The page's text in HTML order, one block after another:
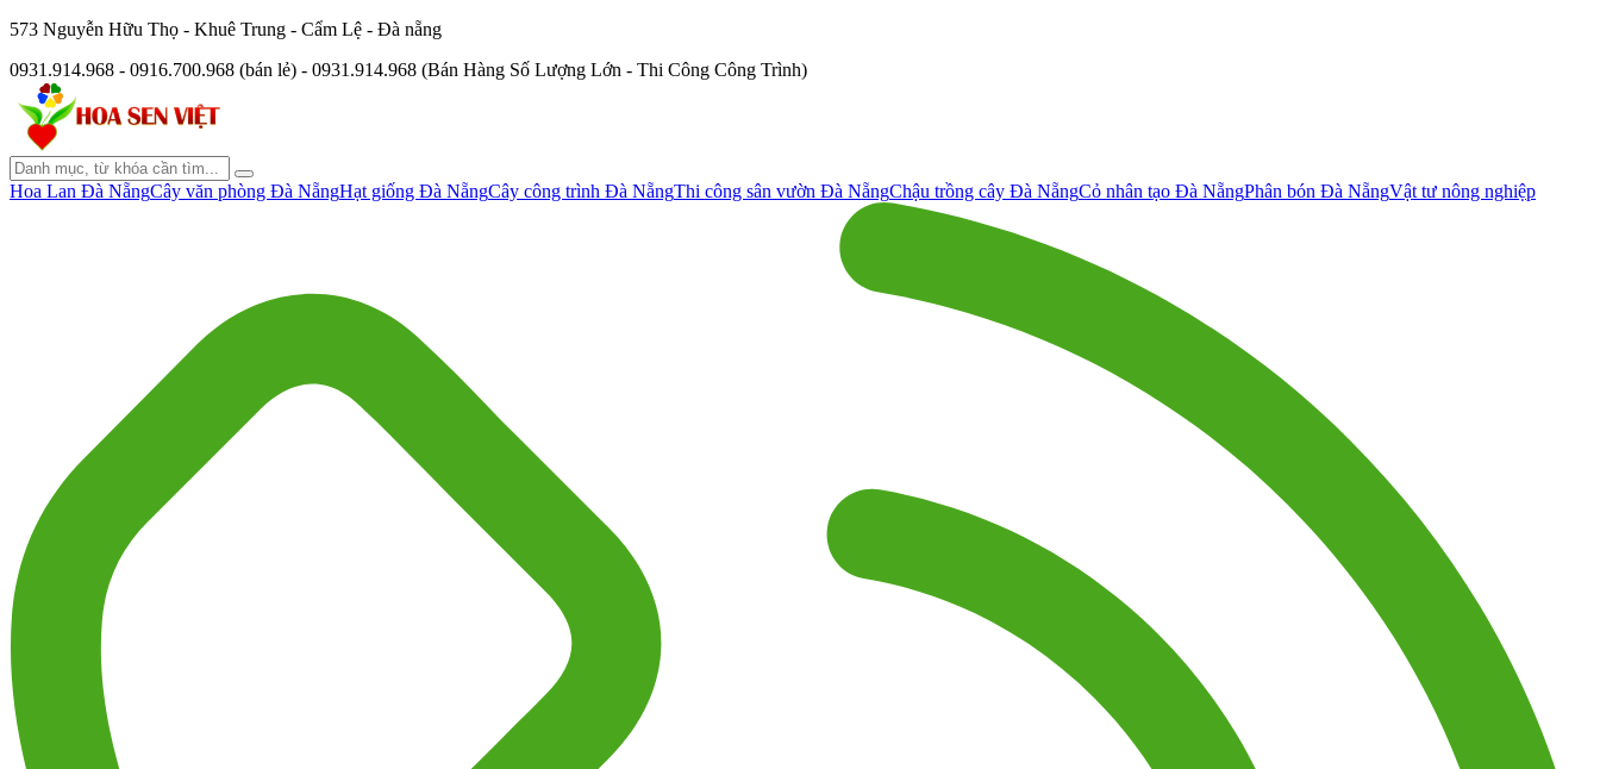
573 Nguyễn Hữu Thọ - Khuê Trung - Cẩm Lệ - Đà nẵng
0931.914.968 - 0916.700.968 (bán lẻ) - 0931.914.968 (Bán Hàng Số Lượng Lớn - Thi Công Công Trình)
Hoa Lan Đà NẵngCây văn phòng Đà NẵngHạt giống Đà NẵngCây công trình Đà NẵngThi công sân vườn Đà NẵngChậu trồng cây Đà NẵngCỏ nhân tạo Đà NẵngPhân bón Đà NẵngVật tư nông nghiệp